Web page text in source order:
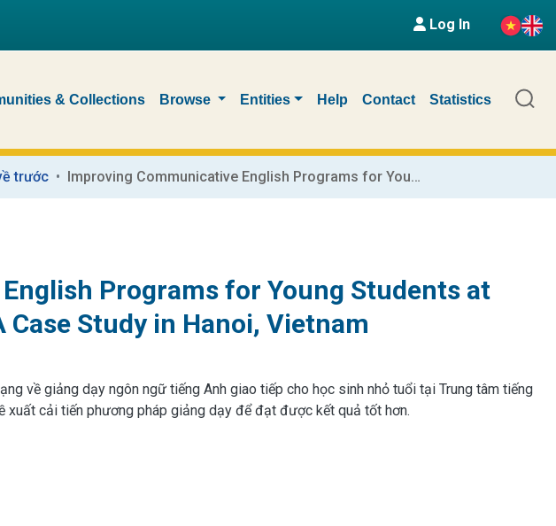
Log In
& Collections Browse Entities Help Contact Statistics
trước Improving Communicative English Programs for Young Students at Fullmoon English Centre: A Case Study in Hanoi, Vietnam
Programs for Young Students at
Study in Hanoi, Vietnam
về giảng dạy ngôn ngữ tiếng Anh giao tiếp cho học sinh nhỏ tuổi tại Trung tâm tiếng
xuất cải tiến phương pháp giảng dạy để đạt được kết quả tốt hơn.